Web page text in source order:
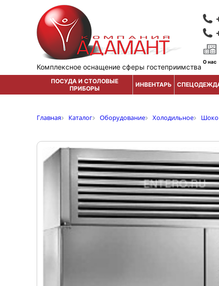
Комплексное оснащение сферы гостеприимства
О нас
ПОСУДА И СТОЛОВЫЕ
ПРИБОРЫ
ИНВЕНТАРЬ
Главная Каталог Оборудование Холодильное